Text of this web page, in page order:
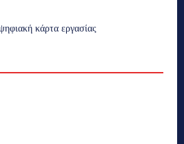
κάρτα εργασίας